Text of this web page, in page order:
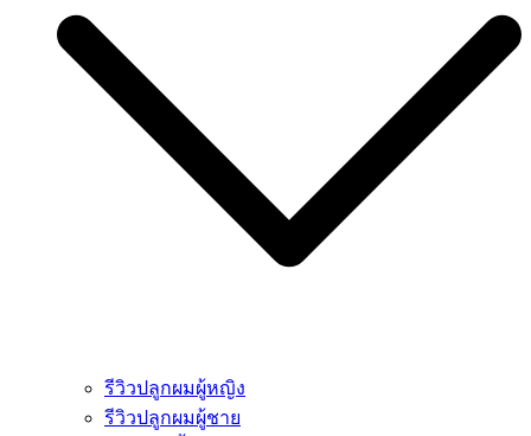
รีวิวปลูกผมผู้หญิง
รีวิวปลูกผมผู้ชาย